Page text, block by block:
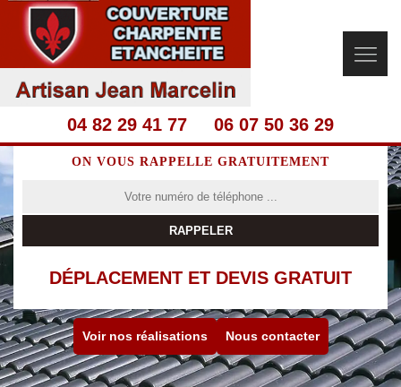
04 82 29 41 77 06 07 50 36 29
ON VOUS RAPPELLE GRATUITEMENT
DÉPLACEMENT ET DEVIS GRATUIT
Voir nos réalisations Nous contacter